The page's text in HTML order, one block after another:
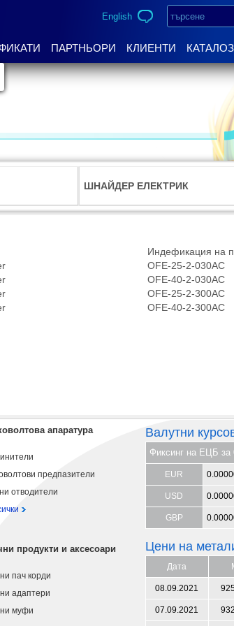
English
ПАРТНЬОРИ КЛИЕНТИ
ШНАЙДЕР ЕЛЕКТРИК
Индефикация на
OFE-25-2-030AC
OFE-40-2-030AC
OFE-25-2-300AC
OFE-40-2-300AC
апаратура
предпазители
отводители
продукти и аксесоари
пач корди
адаптери
муфи
Валутни
Фиксинг на ЕЦБ за
EUR
USD
GBP
Цени на
Дата
08.09.2021
07.09.2021